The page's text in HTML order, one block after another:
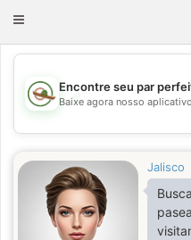
Toggle
💖
💕
Encontre seu par
Baixe agora nosso
Jalisco